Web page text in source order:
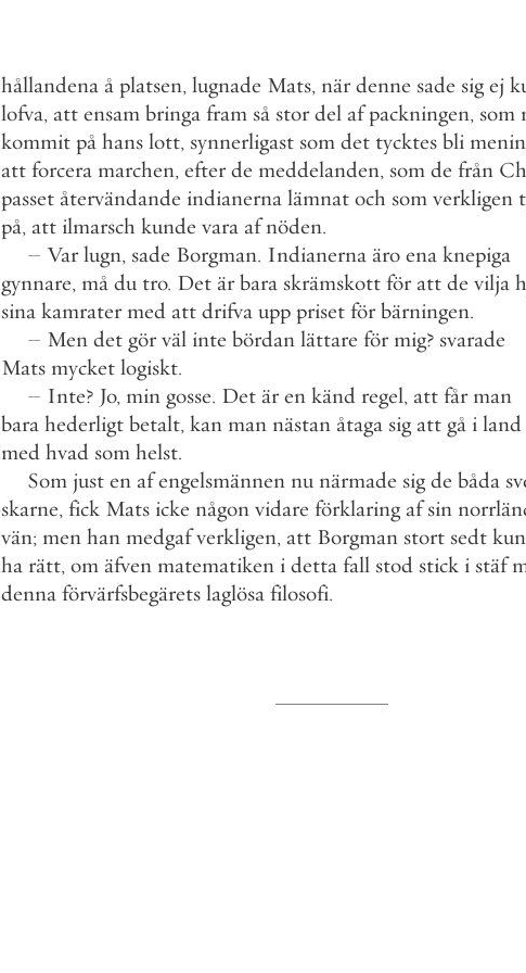
hållandena å platsen, lugnade Mats, när denne sade sig ej
lofva, att ensam bringa fram så stor del af packningen, som
kommit på hans lott, synnerligast som det tycktes bli
att forcera marchen, efter de meddelanden, som de från
passet återvändande indianerna lämnat och som verkligen
på, att ilmarsch kunde vara af nöden.
– Var lugn, sade Borgman. Indianerna äro ena knepiga
gynnare, må du tro. Det är bara skrämskott för att de vilja
sina kamrater med att drifva upp priset för bärningen.
– Men det gör väl inte bördan lättare för mig? svarade
Mats mycket logiskt.
– Inte? Jo, min gosse. Det är en känd regel, att får man
bara hederligt betalt, kan man nästan åtaga sig att gå i land
med hvad som helst.
Som just en af engelsmännen nu närmade sig de båda
skarne, fick Mats icke någon vidare förklaring af sin
vän; men han medgaf verkligen, att Borgman stort sedt
ha rätt, om äfven matematiken i detta fall stod stick i stäf
denna förvärfsbegärets laglösa filosofi.